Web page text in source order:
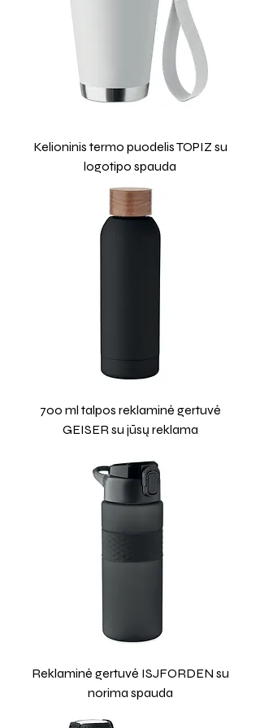
Kelioninis termo puodelis TOPIZ su
logotipo spauda
700 ml talpos reklaminė gertuvė
GEISER su jūsų reklama
Reklaminė gertuvė ISJFORDEN su
norima spauda